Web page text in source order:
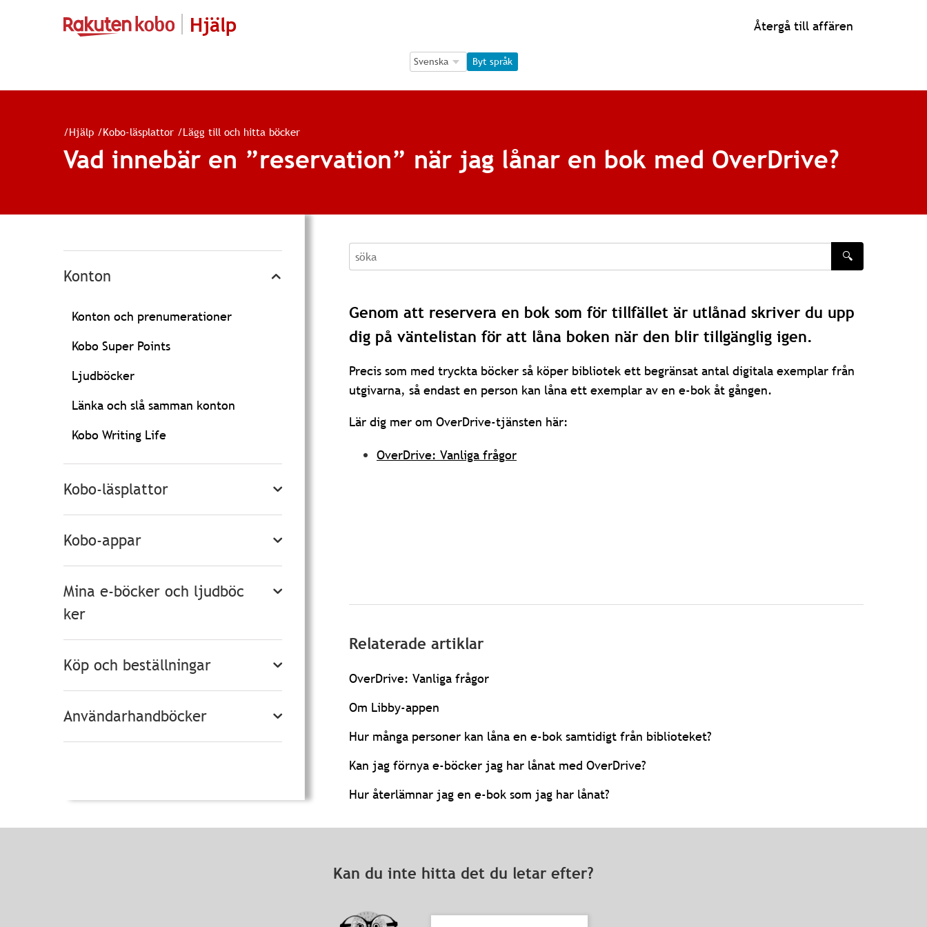
Hjälp Återgå till affären
Language Selection
Language Selection
Byt språk
/Hjälp /Kobo-läsplattor /Lägg till och hitta böcker
Vad innebär en ”reservation” när jag lånar en bok med OverDrive?
Konton
Konton och prenumerationer
Kobo Super Points
Ljudböcker
Länka och slå samman konton
Kobo Writing Life
Kobo-läsplattor
Kobo-appar
Mina e-böcker och ljudböc
ker
Köp och beställningar
Användarhandböcker
söka
🔍
Genom att reservera en bok som för tillfället är utlånad skriver du upp
dig på väntelistan för att låna boken när den blir tillgänglig igen.
Precis som med tryckta böcker så köper bibliotek ett begränsat antal digitala exemplar från
utgivarna, så endast en person kan låna ett exemplar av en e-bok åt gången.
Lär dig mer om OverDrive-tjänsten här:
OverDrive: Vanliga frågor
Relaterade artiklar
OverDrive: Vanliga frågor
Om Libby-appen
Hur många personer kan låna en e-bok samtidigt från biblioteket?
Kan jag förnya e-böcker jag har lånat med OverDrive?
Hur återlämnar jag en e-bok som jag har lånat?
Kan du inte hitta det du letar efter?